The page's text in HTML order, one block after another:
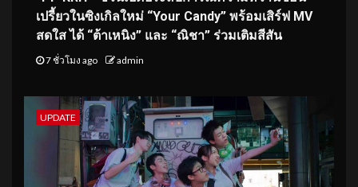
เปรี้ยวในซิงเกิลใหม่ “Your Candy” พร้อมเสิร์ฟ MV
สดใส ได้ “ต้าเหนิง” และ “ณิชา” ร่วมเติมสีสัน
7 ชั่วโมง ago admin
UPDATE